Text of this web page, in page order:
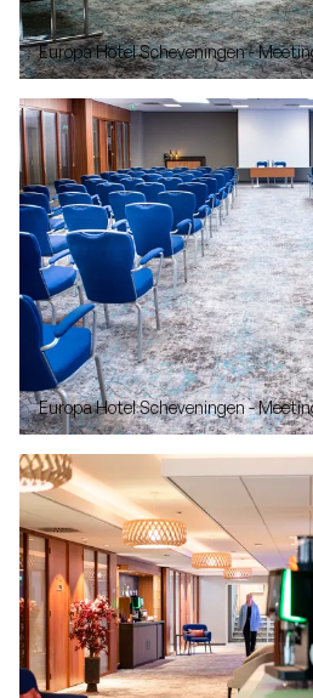
Europa Hotel Scheveningen -
Europa Hotel Scheveningen -